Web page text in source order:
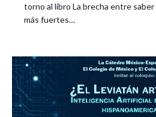
torno al libro La brecha entre
más fuertes…